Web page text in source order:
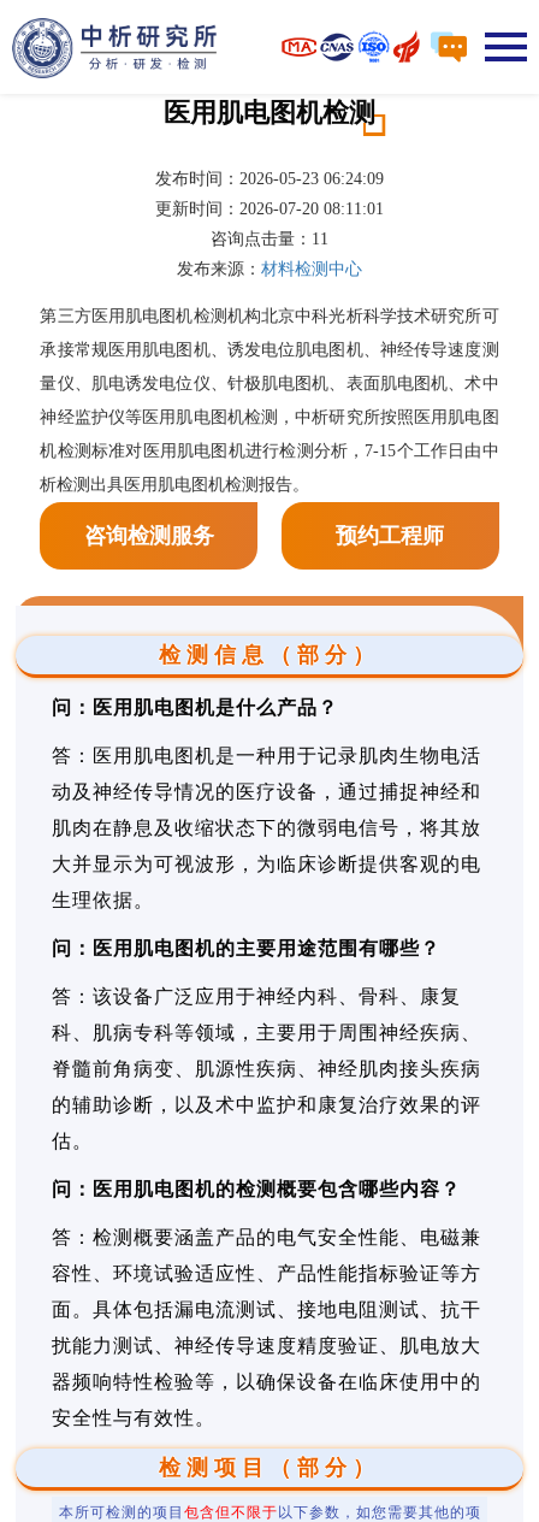
医用肌电图机检测
发布时间：2026-05-23 06:24:09
更新时间：2026-07-20 08:11:01
咨询点击量： 11
发布来源： 材料检测中心
第三方医用肌电图机检测机构北京中科光析科学技术研究所可
承接常规医用肌电图机、诱发电位肌电图机、神经传导速度测
量仪、肌电诱发电位仪、针极肌电图机、表面肌电图机、术中
神经监护仪等医用肌电图机检测，中析研究所按照医用肌电图
机检测标准对医用肌电图机进行检测分析，7-15个工作日由中
析检测出具医用肌电图机检测报告。
咨询检测服务 预约工程师
检测信息（部分）
问：医用肌电图机是什么产品？
答：医用肌电图机是一种用于记录肌肉生物电活
动及神经传导情况的医疗设备，通过捕捉神经和
肌肉在静息及收缩状态下的微弱电信号，将其放
大并显示为可视波形，为临床诊断提供客观的电
生理依据。
问：医用肌电图机的主要用途范围有哪些？
答：该设备广泛应用于神经内科、骨科、康复
科、肌病专科等领域，主要用于周围神经疾病、
脊髓前角病变、肌源性疾病、神经肌肉接头疾病
的辅助诊断，以及术中监护和康复治疗效果的评
估。
问：医用肌电图机的检测概要包含哪些内容？
答：检测概要涵盖产品的电气安全性能、电磁兼
容性、环境试验适应性、产品性能指标验证等方
面。具体包括漏电流测试、接地电阻测试、抗干
扰能力测试、神经传导速度精度验证、肌电放大
器频响特性检验等，以确保设备在临床使用中的
安全性与有效性。
检测项目（部分）
本所可检测的项目 包含但不限于 以下参数，如您需要其他的项